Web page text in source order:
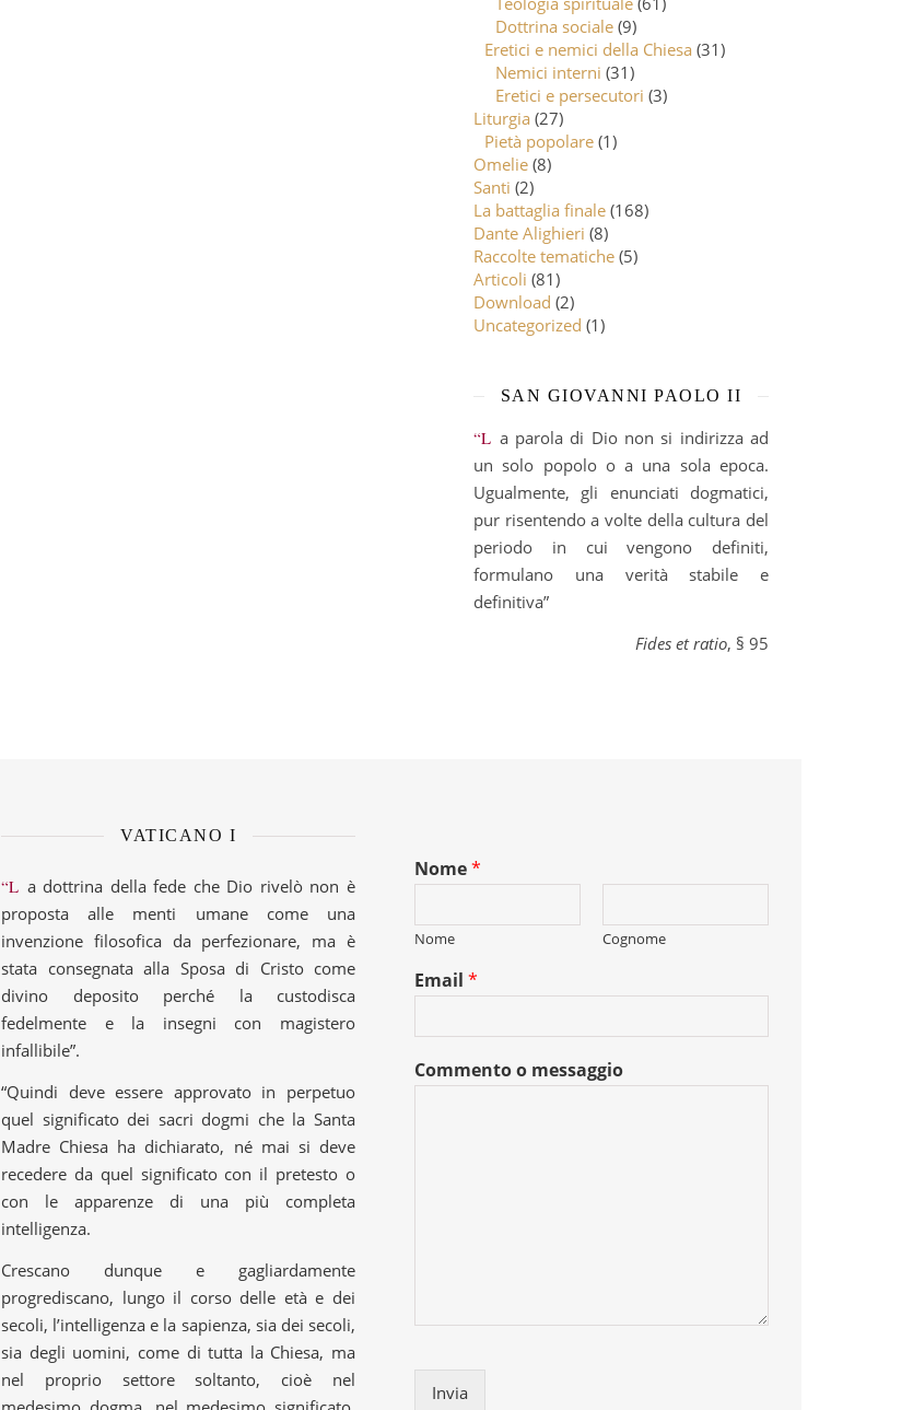
Dottrina sociale (9)
Eretici e nemici della Chiesa (31)
Nemici interni (31)
Eretici e persecutori (3)
Liturgia (27)
Pietà popolare (1)
Omelie (8)
Santi (2)
La battaglia finale (168)
Dante Alighieri (8)
Raccolte tematiche (5)
Articoli (81)
Download (2)
Uncategorized (1)
SAN GIOVANNI PAOLO II
“La parola di Dio non si indirizza ad
un solo popolo o a una sola epoca.
Ugualmente, gli enunciati dogmatici,
pur risentendo a volte della cultura del
periodo in cui vengono definiti,
formulano una verità stabile e
definitiva”
Fides et ratio, § 95
VATICANO I
“La dottrina della fede che Dio rivelò non è
proposta alle menti umane come una
invenzione filosofica da perfezionare, ma è
stata consegnata alla Sposa di Cristo come
divino deposito perché la custodisca
fedelmente e la insegni con magistero
infallibile”.
“Quindi deve essere approvato in perpetuo
quel significato dei sacri dogmi che la Santa
Madre Chiesa ha dichiarato, né mai si deve
recedere da quel significato con il pretesto o
con le apparenze di una più completa
intelligenza.
Crescano dunque e gagliardamente
progrediscano, lungo il corso delle età e dei
secoli, l’intelligenza e la sapienza, sia dei secoli,
sia degli uomini, come di tutta la Chiesa, ma
nel proprio settore soltanto, cioè nel
Nome*
Nome Cognome
Email *
Commento o messaggio
Invia